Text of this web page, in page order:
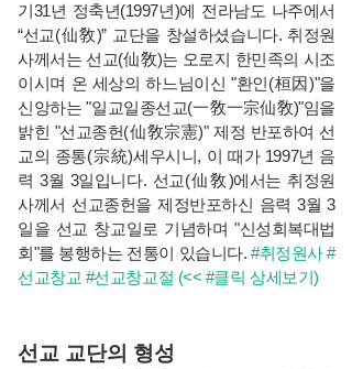
기31년 정축년(1997년)에 전라남도 나주에서
“선교(仙敎)” 교단을 창설하셨습니다. 취정원
사께서는 선교(仙敎)는 오로지 한민족의 시조
이시며 온 세상의 하느님이신 "환인(桓因)"을
신앙하는 "일교일종선교(一敎一宗仙敎)"임을
밝힌 "선교종헌(仙敎宗憲)" 제정 반포하여 선
교의 종통(宗統)세우시니, 이 때가 1997년 음
력 3월 3일입니다. 선교(仙敎)에서는 취정원
사께서 선교종헌을 제정반포하신 음력 3월 3
일을 선교 창교일로 기념하며 "신성회복대법
회"를 봉행하는 전통이 있습니다. #취정원사 #
선교창교 #선교창교절 (<< #클릭 상세보기)
선교 교단의 형성